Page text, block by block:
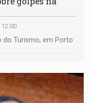
do Turismo, em Porto